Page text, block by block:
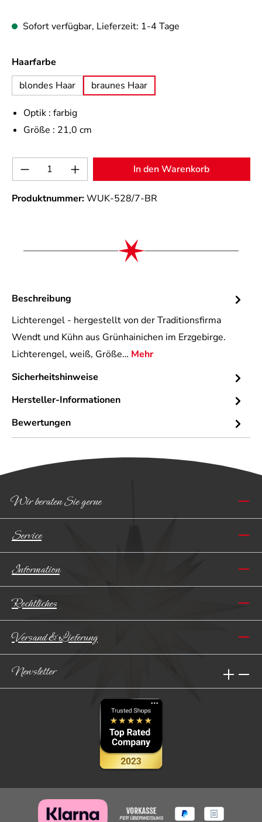
Sofort verfügbar, Lieferzeit: 1-4 Tage
Haarfarbe
blondes Haar
braunes Haar
Optik : farbig
Größe : 21,0 cm
Produkt Anzahl: Gib den gewünschten
In den Warenkorb
Produktnummer:WUK-528/7-BR
Beschreibung
Lichterengel - hergestellt von der Traditionsfirma
Wendt und Kühn aus Grünhainichen im Erzgebirge.
Lichterengel, weiß, Größe… Mehr
Sicherheitshinweise
Hersteller-Informationen
Bewertungen
Wir beraten Sie gerne
Service
Information
Rechtliches
Versand & Lieferung
Newsletter